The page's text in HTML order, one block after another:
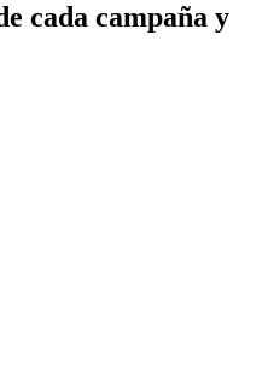
cada campaña y